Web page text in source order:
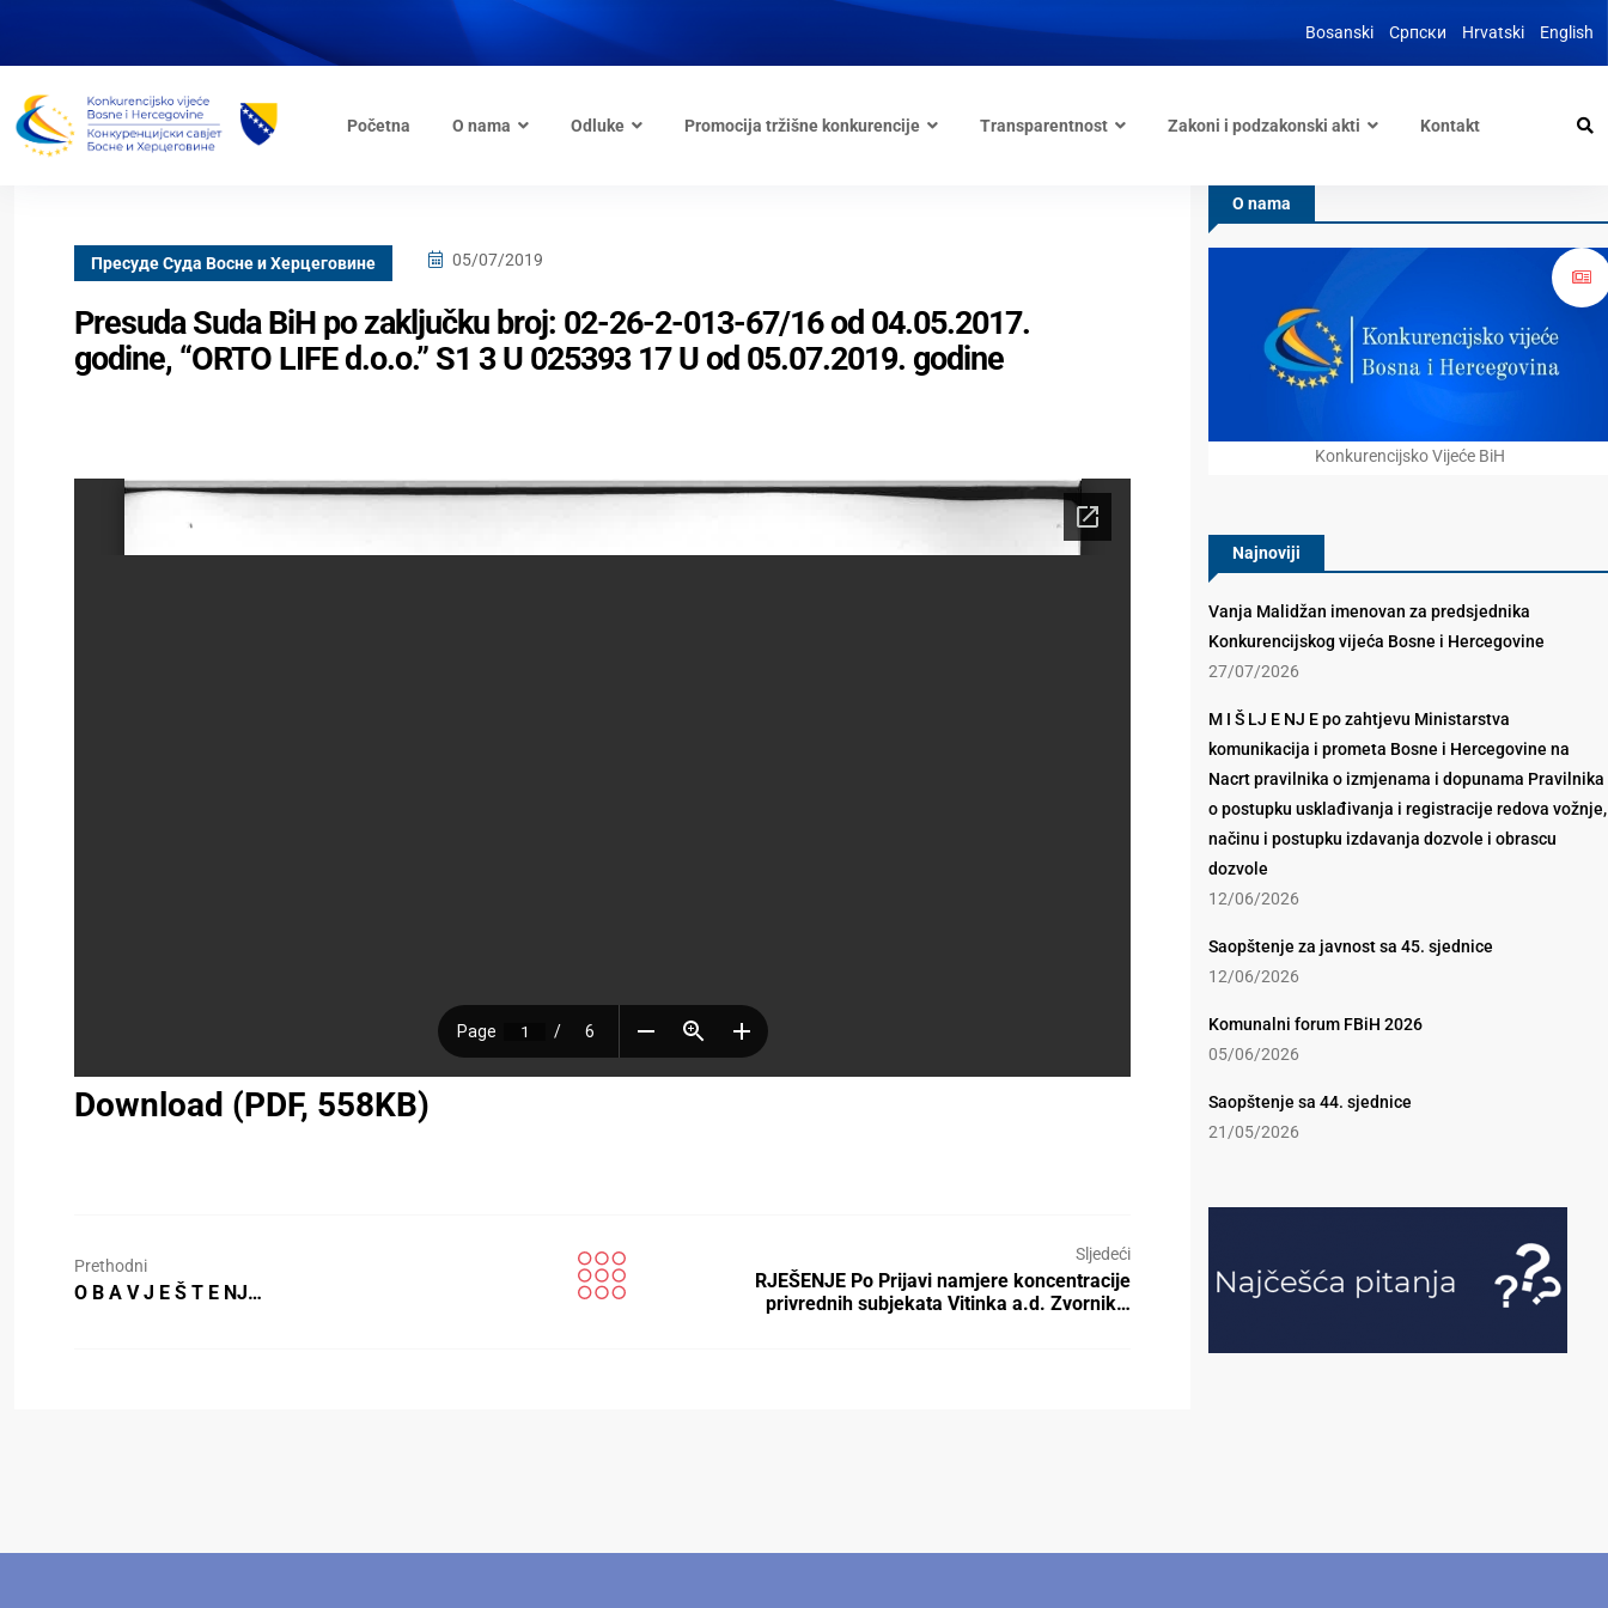
Bosanski Српски Hrvatski English
Početna O nama Odluke Promocija tržišne konkurencije Transparentnost Zakoni i podzakonski akti Kontakt
Пресуде Суда Bосне и Херцеговине 05/07/2019
Presuda Suda BiH po zaključku broj: 02-26-2-013-67/16 od 04.05.2017.
godine, “ORTO LIFE d.o.o.” S1 3 U 025393 17 U od 05.07.2019. godine
Download (PDF, 558KB)
Prethodni
O B A V J E Š T E NJ…
Sljedeći
RJEŠENJE Po Prijavi namjere koncentracije
privrednih subjekata Vitinka a.d. Zvornik…
O nama
Konkurencijsko Vijeće BiH
Najnoviji
Vanja Malidžan imenovan za predsjednika
Konkurencijskog vijeća Bosne i Hercegovine
27/07/2026
M I Š LJ E NJ E po zahtjevu Ministarstva
komunikacija i prometa Bosne i Hercegovine na
Nacrt pravilnika o izmjenama i dopunama Pravilnika
o postupku usklađivanja i registracije redova vožnje,
načinu i postupku izdavanja dozvole i obrascu
dozvole
12/06/2026
Saopštenje za javnost sa 45. sjednice
12/06/2026
Komunalni forum FBiH 2026
05/06/2026
Saopštenje sa 44. sjednice
21/05/2026